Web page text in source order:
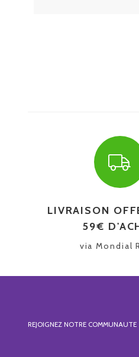
LIVRAISON
59€
via Mondial
REJOIGNEZ NOTRE